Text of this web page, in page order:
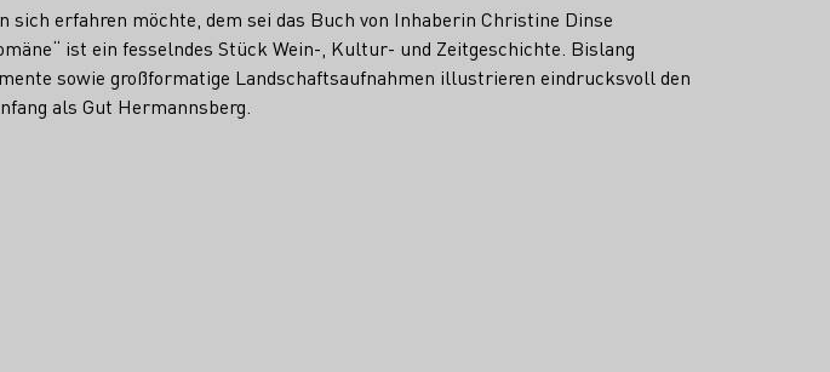
erfahren möchte, dem sei das Buch von Inhaberin Christine Dinse
ist ein fesselndes Stück Wein-, Kultur- und Zeitgeschichte. Bislang
sowie großformatige Landschaftsaufnahmen illustrieren eindrucksvoll den
als Gut Hermannsberg.